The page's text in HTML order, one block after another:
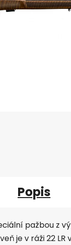
Popis
pažbou z
je v ráži 22